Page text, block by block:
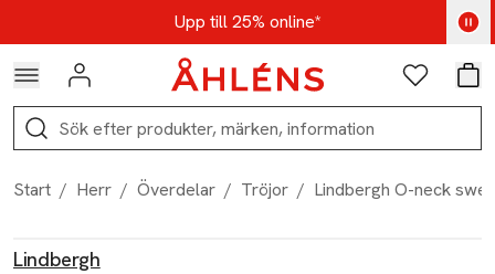
Hoppa till navigationsmenynUpp till 25% online*
Kod: AUG25 - Shoppa nu
Logga in Favoriter
Sök
Start / Herr / Överdelar / Tröjor / Lindbergh O-neck
Lindbergh